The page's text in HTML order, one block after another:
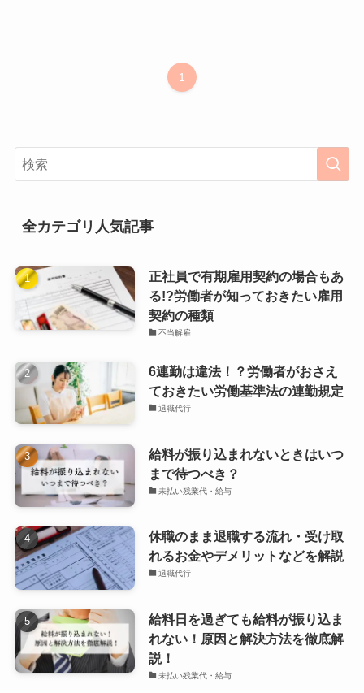
1
全カテゴリ人気記事
正社員で有期雇用契約の場合もあ
る!?労働者が知っておきたい雇用
契約の種類
不当解雇
6連勤は違法！？労働者がおさえ
ておきたい労働基準法の連勤規定
退職代行
給料が振り込まれないときはいつ
まで待つべき？
未払い残業代・給与
休職のまま退職する流れ・受け取
れるお金やデメリットなどを解説
退職代行
給料日を過ぎても給料が振り込ま
れない！原因と解決方法を徹底解
説！
未払い残業代・給与